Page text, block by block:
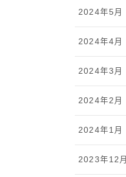
2024年5月
2024年4月
2024年3月
2024年2月
2024年1月
2023年12月